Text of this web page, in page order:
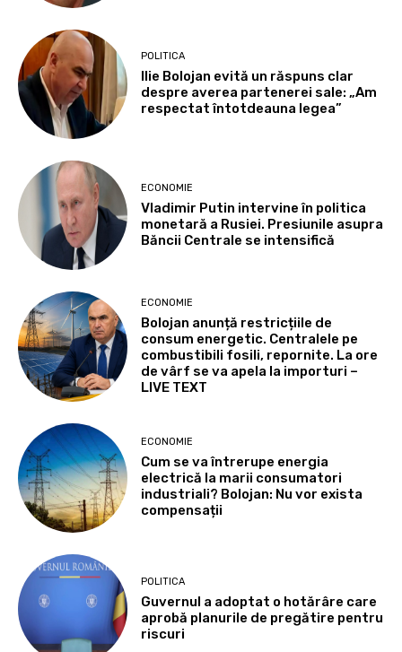
POLITICA
Ilie Bolojan evită un răspuns clar
despre averea partenerei sale: „Am
respectat întotdeauna legea”
ECONOMIE
Vladimir Putin intervine în politica
monetară a Rusiei. Presiunile asupra
Băncii Centrale se intensifică
ECONOMIE
Bolojan anunță restricțiile de
consum energetic. Centralele pe
combustibili fosili, repornite. La ore
de vârf se va apela la importuri –
LIVE TEXT
ECONOMIE
Cum se va întrerupe energia
electrică la marii consumatori
industriali? Bolojan: Nu vor exista
compensații
POLITICA
Guvernul a adoptat o hotărâre care
aprobă planurile de pregătire pentru
riscuri